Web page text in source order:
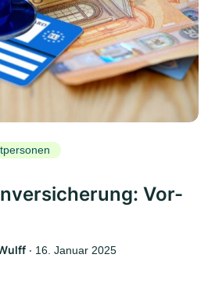
Vor-
‧ 16. Januar 2025